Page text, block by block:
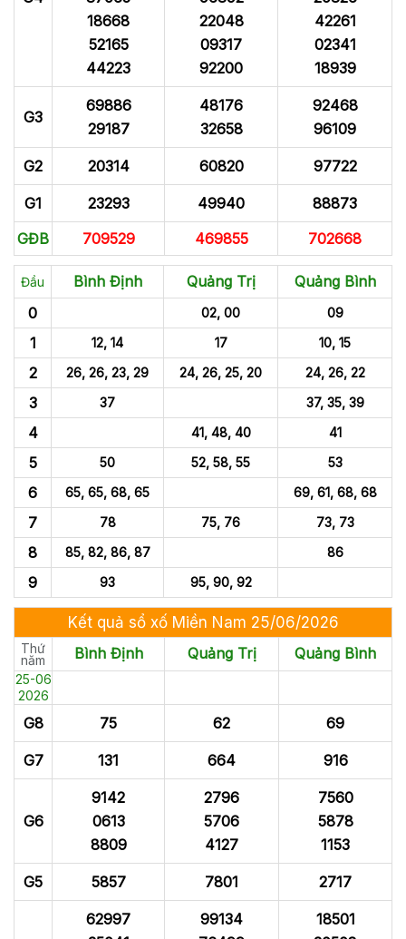
18668
52165
44223
22048
09317
92200
42261
02341
18939
G3
69886
29187
48176
32658
92468
96109
G2 20314 60820 97722
G1 23293 49940
88873
GĐB
709529 469855 702668
Đầu Bình Định Quảng Trị
Quảng Bình
0
02, 00 09
1 12, 14 17 10, 15
2 26, 26, 23, 29 24, 26, 25, 20 24, 26, 22
3 37 37, 35, 39
4 41, 48, 40 41
5 50 52, 58, 55 53
6 65, 65, 68, 65 69, 61, 68, 68
7 78 75, 76 73, 73
8 85, 82, 86, 87 86
9 93 95, 90, 92
Kết quả sổ xố Miền Nam 25/06/2026
Thứ
năm Bình Định Quảng Trị Quảng Bình
25-06
2026
G8 75 62 69
G7 131 664 916
G6
9142
0613
8809
2796
5706
4127
7560
5878
1153
G5 5857 7801 2717
62997
99134
18501